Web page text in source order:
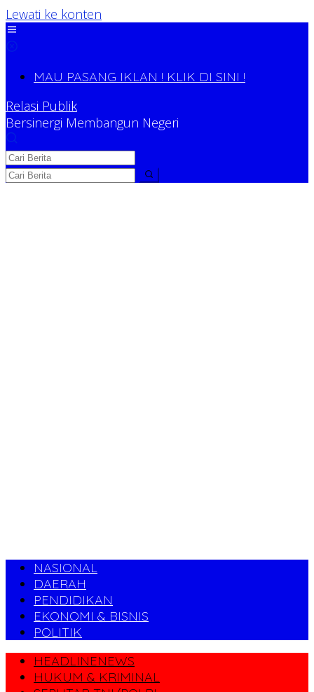
Lewati ke konten
MAU PASANG IKLAN ! KLIK DI SINI !
Relasi Publik
Bersinergi Membangun Negeri
NASIONAL
DAERAH
PENDIDIKAN
EKONOMI & BISNIS
POLITIK
HEADLINENEWS
HUKUM & KRIMINAL